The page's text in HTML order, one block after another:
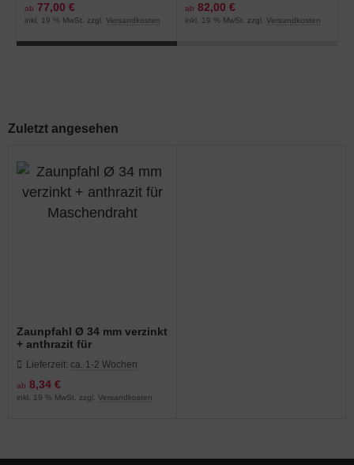
ab 77,00 €
inkl. 19 % MwSt. zzgl. Versandkosten
ab 82,00 €
inkl. 19 % MwSt. zzgl. Versandkosten
Zuletzt angesehen
Zaunpfahl Ø 34 mm verzinkt
+ anthrazit für
Lieferzeit: ca. 1-2 Wochen
ab 8,34 €
inkl. 19 % MwSt. zzgl. Versandkosten